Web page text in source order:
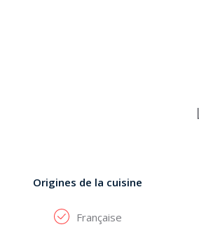
Origines de la cuisine
Française